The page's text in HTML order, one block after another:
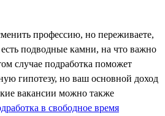
профессию, но переживаете,
подводные камни, на что важно
случае подработка поможет
гипотезу, но ваш основной доход
вакансии можно также
в свободное время